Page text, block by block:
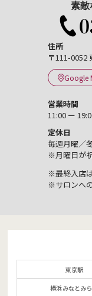
素敵
住所
〒111-0052
Google
営業時間
11:00 ー
定休日
毎週月曜／
※月曜日が
※最終入店
※サロンへ
東京駅
横浜みなとみ